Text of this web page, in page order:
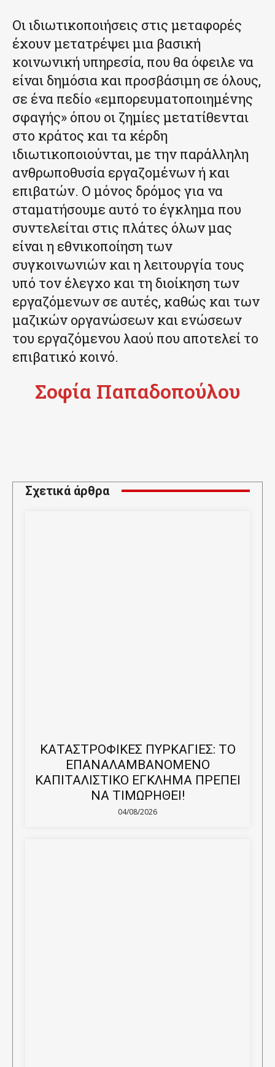
Οι ιδιωτικοποιήσεις στις μεταφορές
έχουν μετατρέψει μια βασική
κοινωνική υπηρεσία, που θα όφειλε να
είναι δημόσια και προσβάσιμη σε όλους,
σε ένα πεδίο «εμπορευματοποιημένης
σφαγής» όπου οι ζημίες μετατίθενται
στο κράτος και τα κέρδη
ιδιωτικοποιούνται, με την παράλληλη
ανθρωποθυσία εργαζομένων ή και
επιβατών. Ο μόνος δρόμος για να
σταματήσουμε αυτό το έγκλημα που
συντελείται στις πλάτες όλων μας
είναι η εθνικοποίηση των
συγκοινωνιών και η λειτουργία τους
υπό τον έλεγχο και τη διοίκηση των
εργαζόμενων σε αυτές, καθώς και των
μαζικών οργανώσεων και ενώσεων
του εργαζόμενου λαού που αποτελεί το
επιβατικό κοινό.
Σοφία Παπαδοπούλου
Σχετικά άρθρα
ΚΑΤΑΣΤΡΟΦΙΚΕΣ ΠΥΡΚΑΓΙΕΣ: ΤΟ
ΕΠΑΝΑΛΑΜΒΑΝΟΜΕΝΟ
ΚΑΠΙΤΑΛΙΣΤΙΚΟ ΕΓΚΛΗΜΑ ΠΡΕΠΕΙ
ΝΑ ΤΙΜΩΡΗΘΕΙ!
04/08/2026